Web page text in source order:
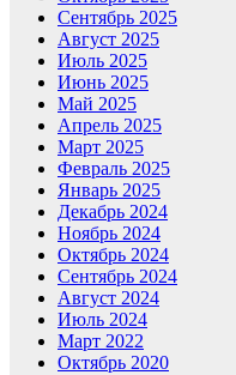
Сентябрь 2025
Август 2025
Июль 2025
Июнь 2025
Май 2025
Апрель 2025
Март 2025
Февраль 2025
Январь 2025
Декабрь 2024
Ноябрь 2024
Октябрь 2024
Сентябрь 2024
Август 2024
Июль 2024
Март 2022
Октябрь 2020